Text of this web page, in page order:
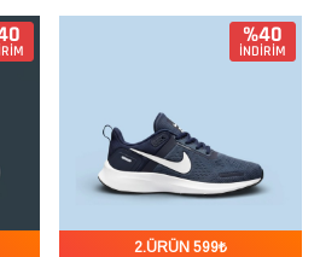
%40
İNDİRİM
2.ÜRÜN 599₺